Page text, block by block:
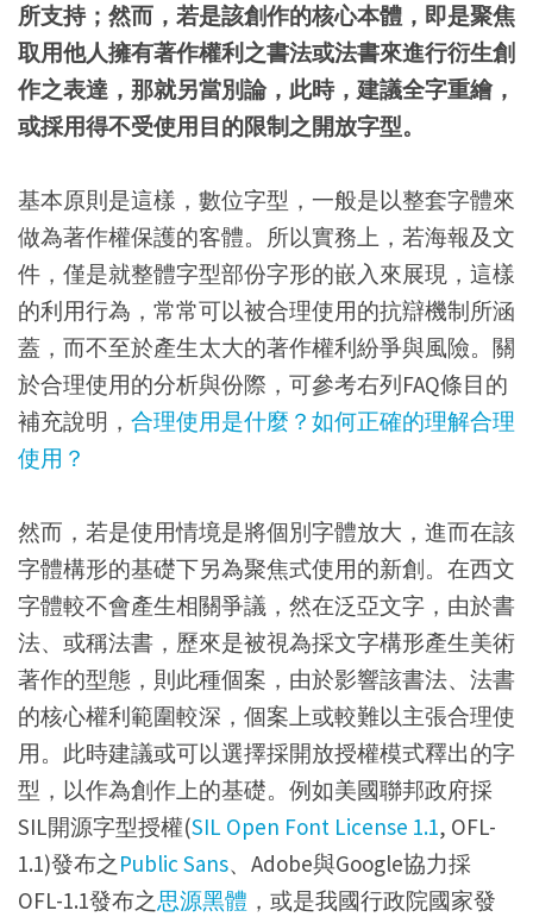
所支持；然而，若是該創作的核心本體，即是聚焦
取用他人擁有著作權利之書法或法書來進行衍生創
作之表達，那就另當別論，此時，建議全字重繪，
或採用得不受使用目的限制之開放字型。
基本原則是這樣，數位字型，一般是以整套字體來
做為著作權保護的客體。所以實務上，若海報及文
件，僅是就整體字型部份字形的嵌入來展現，這樣
的利用行為，常常可以被合理使用的抗辯機制所涵
蓋，而不至於產生太大的著作權利紛爭與風險。關
於合理使用的分析與份際，可參考右列FAQ條目的
補充說明， 合理使用是什麼？如何正確的理解合理
使用？
然而，若是使用情境是將個別字體放大，進而在該
字體構形的基礎下另為聚焦式使用的新創。在西文
字體較不會產生相關爭議，然在泛亞文字，由於書
法、或稱法書，歷來是被視為採文字構形產生美術
著作的型態，則此種個案，由於影響該書法、法書
的核心權利範圍較深，個案上或較難以主張合理使
用。此時建議或可以選擇採開放授權模式釋出的字
型，以作為創作上的基礎。例如美國聯邦政府採
SIL開源字型授權(SIL Open Font License 1.1, OFL-
1.1)發布之 Public Sans、Adobe與Google協力採
OFL-1.1發布之思源黑體 ，或是我國行政院國家發